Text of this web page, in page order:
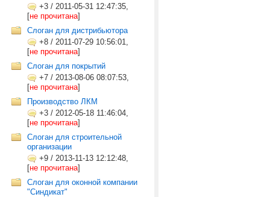
+3 / 2011-05-31 12:47:35,
[не прочитана]
Слоган для дистрибьютора
+8 / 2011-07-29 10:56:01,
[не прочитана]
Слоган для покрытий
+7 / 2013-08-06 08:07:53,
[не прочитана]
Производство ЛКМ
+3 / 2012-05-18 11:46:04,
[не прочитана]
Слоган для строительной
организации
+9 / 2013-11-13 12:12:48,
[не прочитана]
Слоган для оконной компании
"Синдикат"